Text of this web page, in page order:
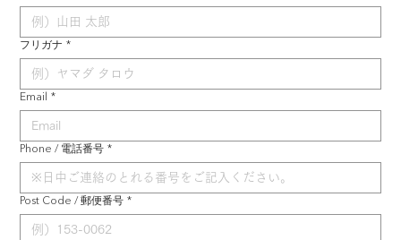
フリガナ *
Email *
Phone / 電話番号 *
Post Code / 郵便番号 *